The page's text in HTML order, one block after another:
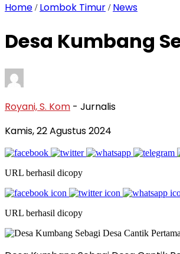
Home / Lombok Timur / News
Desa Kumbang
Royani, S. Kom - Jurnalis
Kamis, 22 Agustus 2024
URL berhasil dicopy
URL berhasil dicopy